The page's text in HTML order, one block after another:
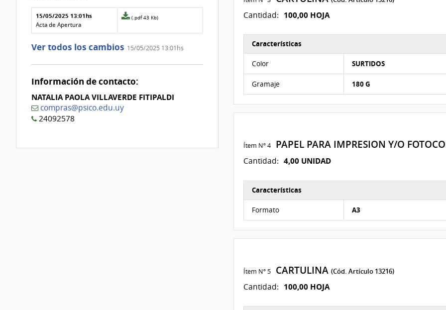
Aclaraciones del llamado
Fecha y
texto de
la
Archivo
de la
15/05/2025 13:01hs
Acta de Apertura
Archivo
de
aclaración
0
(.pdf 43 Kb)
Ver todos los cambios 15/05/2025 13:01hs
Información de contacto:
NATALIA PAOLA VILLAVERDE FITIPALDI
compras@psico.edu.uy
24092578
Cantidad: 100,00 HOJA
Características
Color SURTIDOS
Gramaje 180 G
Ítem Nº 4PAPEL PARA IMPRESION Y/O
Cantidad: 4,00 UNIDAD
Características del Ítem Nº 4
Características
Formato A3
Ítem Nº 5CARTULINA (Cód. Artículo 13216)
Cantidad: 100,00 HOJA